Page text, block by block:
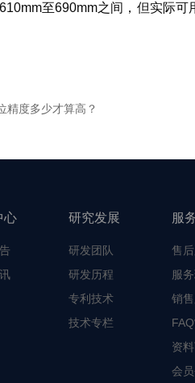
至690mm之间，但实际
精度多少才算高？
心 研究发展
研发团队
研发历程
专利技术
技术专栏
服
售
服
销
资
会